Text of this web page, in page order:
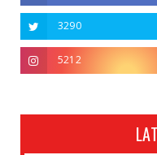
3290
5212